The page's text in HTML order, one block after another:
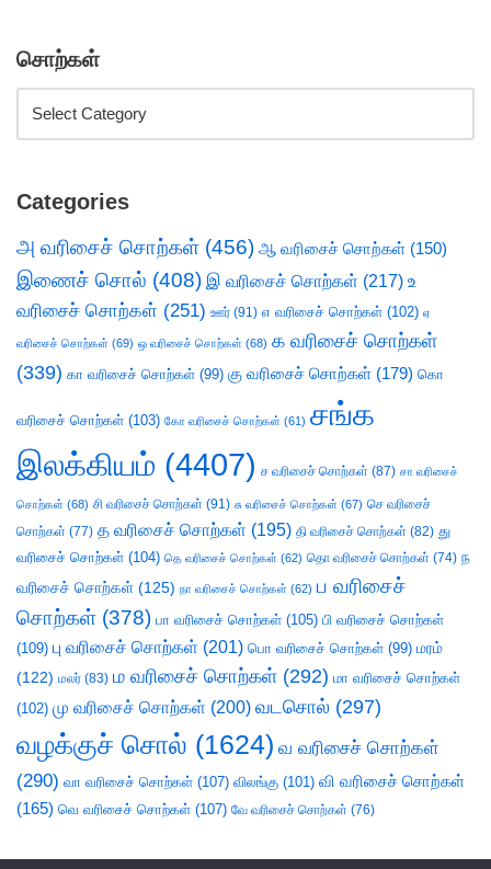
சொற்கள்
Categories
அ வரிசைச் சொற்கள் (456) ஆ வரிசைச் சொற்கள் (150)
இணைச் சொல் (408) இ வரிசைச் சொற்கள் (217) உ
வரிசைச் சொற்கள் (251) ஊர் (91) எ வரிசைச் சொற்கள் (102) ஏ
வரிசைச் சொற்கள் (69) ஒ வரிசைச் சொற்கள் (68) க வரிசைச் சொற்கள்
(339) கா வரிசைச் சொற்கள் (99) கு வரிசைச் சொற்கள் (179) கொ
வரிசைச் சொற்கள் (103) கோ வரிசைச் சொற்கள் (61) சங்க
இலக்கியம் (4407) ச வரிசைச் சொற்கள் (87) சா வரிசைச்
சொற்கள் (68) சி வரிசைச் சொற்கள் (91) சு வரிசைச் சொற்கள் (67) செ வரிசைச்
சொற்கள் (77) த வரிசைச் சொற்கள் (195) தி வரிசைச் சொற்கள் (82) து
வரிசைச் சொற்கள் (104) தெ வரிசைச் சொற்கள் (62) தொ வரிசைச் சொற்கள் (74) ந
வரிசைச் சொற்கள் (125) நா வரிசைச் சொற்கள் (62) ப வரிசைச்
சொற்கள் (378) பா வரிசைச் சொற்கள் (105) பி வரிசைச் சொற்கள்
(109) பு வரிசைச் சொற்கள் (201) பொ வரிசைச் சொற்கள் (99) மரம்
(122) மலர் (83) ம வரிசைச் சொற்கள் (292) மா வரிசைச் சொற்கள்
(102) மு வரிசைச் சொற்கள் (200) வடசொல் (297)
வழக்குச் சொல் (1624) வ வரிசைச் சொற்கள்
(290) வா வரிசைச் சொற்கள் (107) விலங்கு (101) வி வரிசைச் சொற்கள்
(165) வெ வரிசைச் சொற்கள் (107) வே வரிசைச் சொற்கள் (76)